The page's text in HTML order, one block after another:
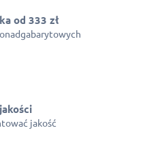
od 333 zł
jakość